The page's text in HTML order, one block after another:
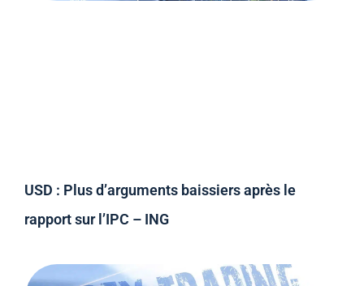
USD : Plus d’arguments baissiers après le
rapport sur l’IPC – ING